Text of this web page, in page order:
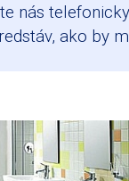
nás
ako by